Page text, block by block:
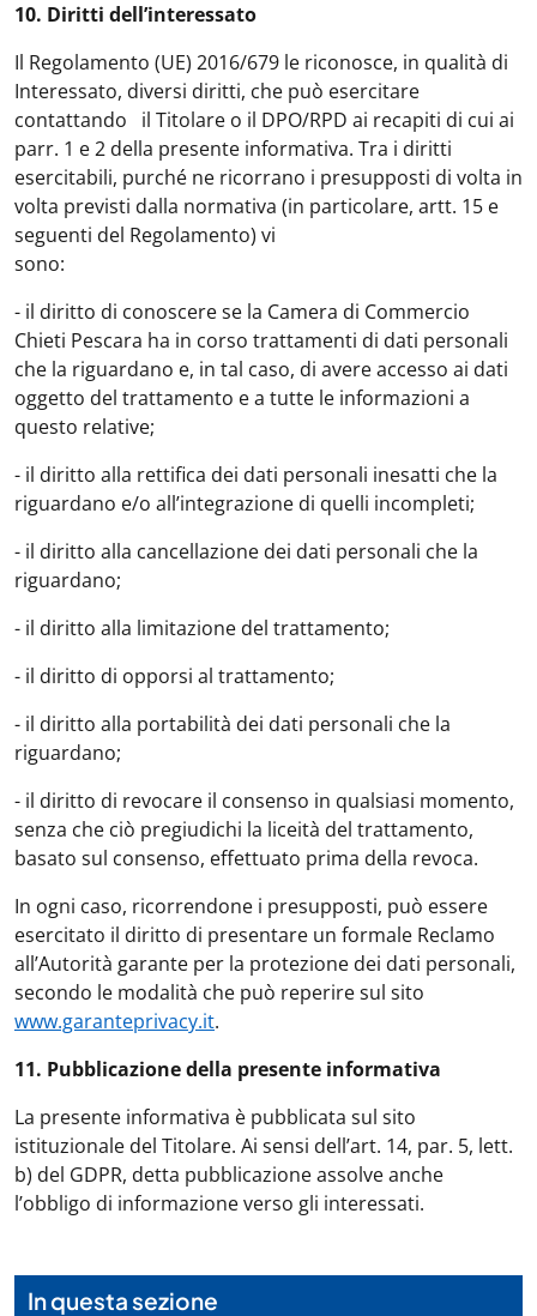
10. Diritti dell’interessato
Il Regolamento (UE) 2016/679 le riconosce, in qualità di
Interessato, diversi diritti, che può esercitare
contattando il Titolare o il DPO/RPD ai recapiti di cui ai
parr. 1 e 2 della presente informativa. Tra i diritti
esercitabili, purché ne ricorrano i presupposti di volta in
volta previsti dalla normativa (in particolare, artt. 15 e
seguenti del Regolamento) vi
- il diritto di conoscere se la Camera di Commercio
Chieti Pescara ha in corso trattamenti di dati personali
che la riguardano e, in tal caso, di avere accesso ai dati
oggetto del trattamento e a tutte le informazioni a
questo relative;
- il diritto alla rettifica dei dati personali inesatti che la
riguardano e/o all’integrazione di quelli incompleti;
- il diritto alla cancellazione dei dati personali che la
riguardano;
- il diritto alla limitazione del trattamento;
- il diritto di opporsi al trattamento;
- il diritto alla portabilità dei dati personali che la
riguardano;
- il diritto di revocare il consenso in qualsiasi momento,
senza che ciò pregiudichi la liceità del trattamento,
basato sul consenso, effettuato prima della revoca.
In ogni caso, ricorrendone i presupposti, può essere
esercitato il diritto di presentare un formale Reclamo
all’Autorità garante per la protezione dei dati personali,
secondo le modalità che può reperire sul sito
www.garanteprivacy.it.
11. Pubblicazione della presente informativa
La presente informativa è pubblicata sul sito
istituzionale del Titolare. Ai sensi dell’art. 14, par. 5, lett.
b) del GDPR, detta pubblicazione assolve anche
l’obbligo di informazione verso gli interessati.
In questa sezione